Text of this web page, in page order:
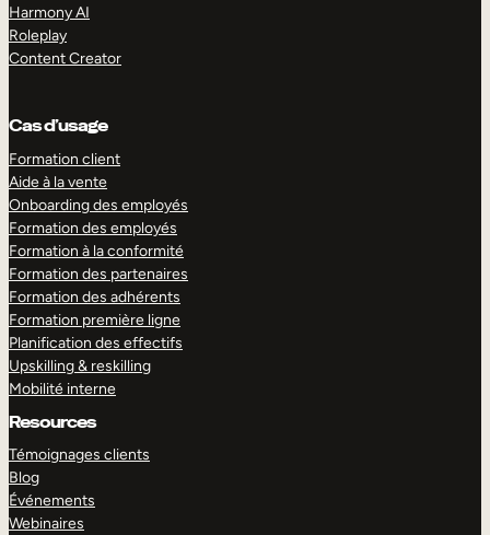
Harmony AI
Roleplay
Content Creator
Cas d’usage
Formation client
Aide à la vente
Onboarding des employés
Formation des employés
Formation à la conformité
Formation des partenaires
Formation des adhérents
Formation première ligne
Planification des effectifs
Upskilling & reskilling
Mobilité interne
Resources
Témoignages clients
Blog
Événements
Webinaires